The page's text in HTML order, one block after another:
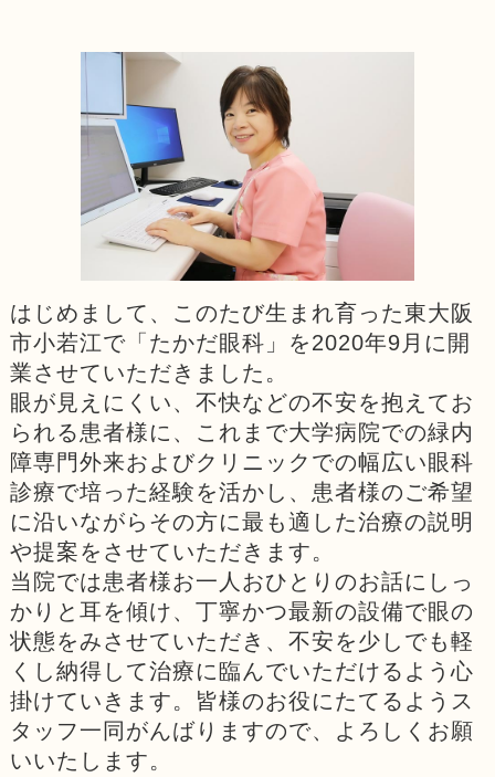
はじめまして、このたび生まれ育った東大阪
市小若江で「たかだ眼科」を2020年9月に開
業させていただきました。
眼が見えにくい、不快などの不安を抱えてお
られる患者様に、これまで大学病院での緑内
障専門外来およびクリニックでの幅広い眼科
診療で培った経験を活かし、患者様のご希望
に沿いながらその方に最も適した治療の説明
や提案をさせていただきます。
当院では患者様お一人おひとりのお話にしっ
かりと耳を傾け、丁寧かつ最新の設備で眼の
状態をみさせていただき、不安を少しでも軽
くし納得して治療に臨んでいただけるよう心
掛けていきます。皆様のお役にたてるようス
タッフ一同がんばりますので、よろしくお願
いいたします。